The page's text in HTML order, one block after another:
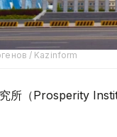
/ Kazinform
所（Prosperity